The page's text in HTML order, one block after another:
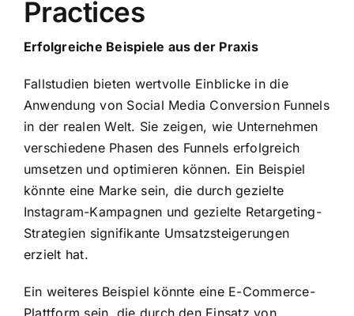
Practices
Erfolgreiche Beispiele aus der Praxis
Fallstudien bieten wertvolle Einblicke in die
Anwendung von Social Media Conversion Funnels
in der realen Welt. Sie zeigen, wie Unternehmen
verschiedene Phasen des Funnels erfolgreich
umsetzen und optimieren können. Ein Beispiel
könnte eine Marke sein, die durch gezielte
Instagram-Kampagnen und gezielte Retargeting-
Strategien signifikante Umsatzsteigerungen
erzielt hat.
Ein weiteres Beispiel könnte eine E-Commerce-